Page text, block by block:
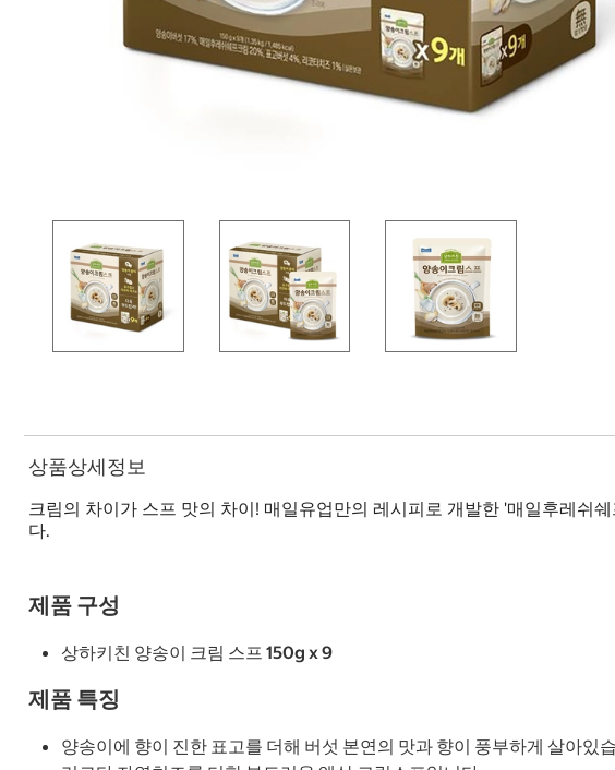
상품상세정보
크림의 차이가 스프 맛의 차이! 매일유업만의 레시피로 개발한 '매일후레쉬
다.
제품 구성
상하키친 양송이 크림 스프 150g x 9
제품 특징
양송이에 향이 진한 표고를 더해 버섯 본연의 맛과 향이 풍부하게 살아있